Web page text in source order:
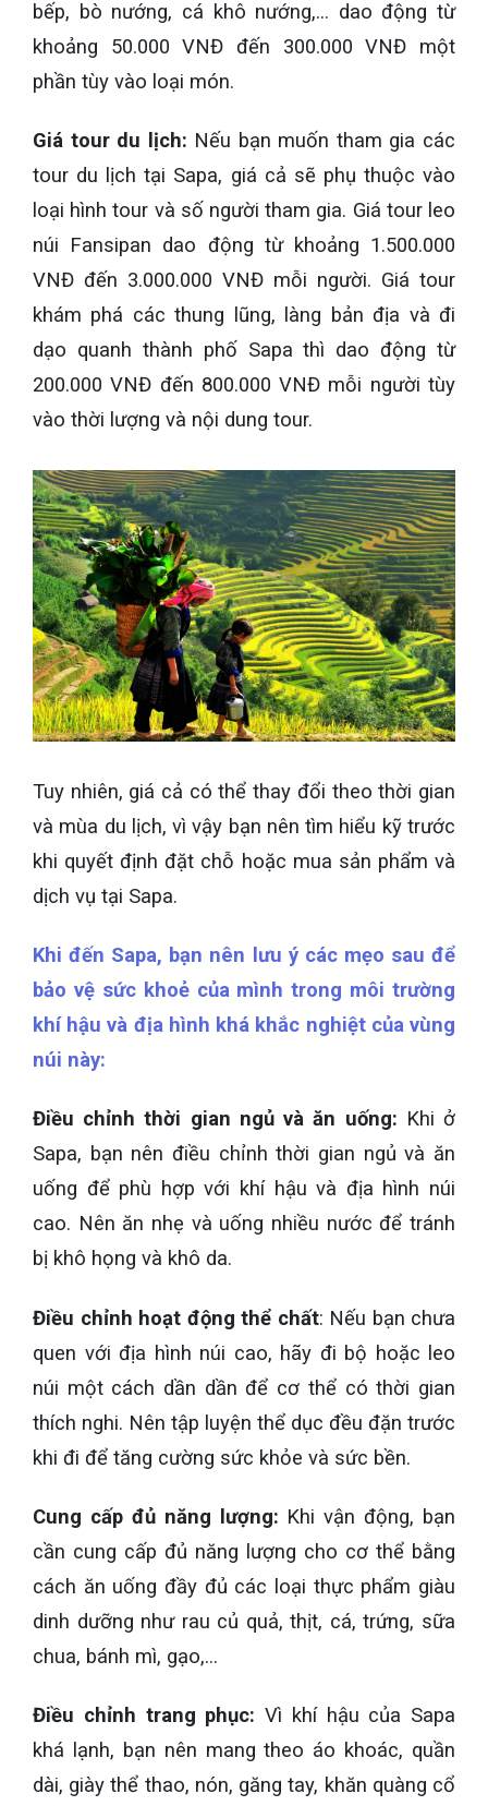
bếp, bò nướng, cá khô nướng,... dao động từ
khoảng 50.000 VNĐ đến 300.000 VNĐ một
phần tùy vào loại món.
Giá tour du lịch: Nếu bạn muốn tham gia các
tour du lịch tại Sapa, giá cả sẽ phụ thuộc vào
loại hình tour và số người tham gia. Giá tour leo
núi Fansipan dao động từ khoảng 1.500.000
VNĐ đến 3.000.000 VNĐ mỗi người. Giá tour
khám phá các thung lũng, làng bản địa và đi
dạo quanh thành phố Sapa thì dao động từ
200.000 VNĐ đến 800.000 VNĐ mỗi người tùy
vào thời lượng và nội dung tour.
Tuy nhiên, giá cả có thể thay đổi theo thời gian
và mùa du lịch, vì vậy bạn nên tìm hiểu kỹ trước
khi quyết định đặt chỗ hoặc mua sản phẩm và
dịch vụ tại Sapa.
Khi đến Sapa, bạn nên lưu ý các mẹo sau để
bảo vệ sức khoẻ của mình trong môi trường
khí hậu và địa hình khá khắc nghiệt của vùng
núi này:
Điều chỉnh thời gian ngủ và ăn uống: Khi ở
Sapa, bạn nên điều chỉnh thời gian ngủ và ăn
uống để phù hợp với khí hậu và địa hình núi
cao. Nên ăn nhẹ và uống nhiều nước để tránh
bị khô họng và khô da.
Điều chỉnh hoạt động thể chất: Nếu bạn chưa
quen với địa hình núi cao, hãy đi bộ hoặc leo
núi một cách dần dần để cơ thể có thời gian
thích nghi. Nên tập luyện thể dục đều đặn trước
khi đi để tăng cường sức khỏe và sức bền.
Cung cấp đủ năng lượng: Khi vận động, bạn
cần cung cấp đủ năng lượng cho cơ thể bằng
cách ăn uống đầy đủ các loại thực phẩm giàu
dinh dưỡng như rau củ quả, thịt, cá, trứng, sữa
chua, bánh mì, gạo,…
Điều chỉnh trang phục: Vì khí hậu của Sapa
khá lạnh, bạn nên mang theo áo khoác, quần
dài, giày thể thao, nón, găng tay, khăn quàng cổ